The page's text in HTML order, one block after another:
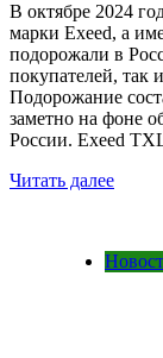
В октябре 2024
марки Exeed, а
подорожали в
покупателей, так
Подорожание
заметно на фоне
России. Exeed
Читать далее